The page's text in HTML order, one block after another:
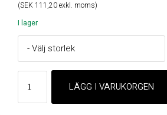
(SEK 111,20 exkl. moms)
I lager